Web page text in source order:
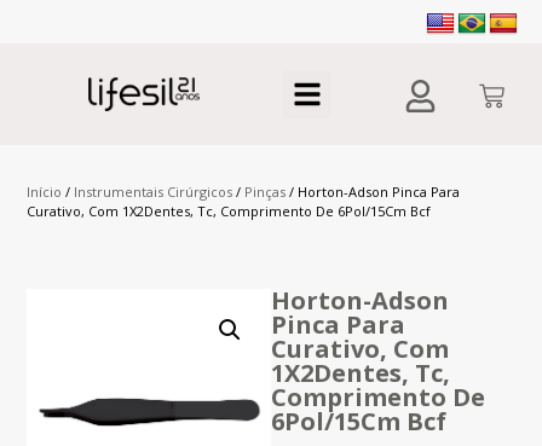
Início / Instrumentais Cirúrgicos / Pinças / Horton-Adson Pinca Para
Curativo, Com 1X2Dentes, Tc, Comprimento De 6Pol/15Cm Bcf
Horton-Adson
Pinca Para
Curativo, Com
1X2Dentes, Tc,
Comprimento De
6Pol/15Cm Bcf